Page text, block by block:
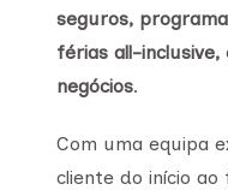
seguros,
férias all-
negócios.
Com uma equipa
cliente do início